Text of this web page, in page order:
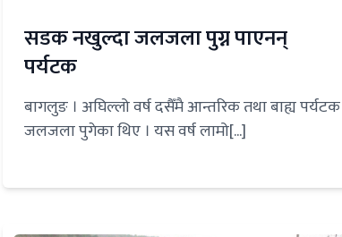
सडक नखुल्दा जलजला पुग्न पाएनन्
पर्यटक
बागलुङ । अघिल्लो वर्ष दसैँमै आन्तरिक तथा बाह्य पर्यटक
जलजला पुगेका थिए । यस वर्ष लामो[...]